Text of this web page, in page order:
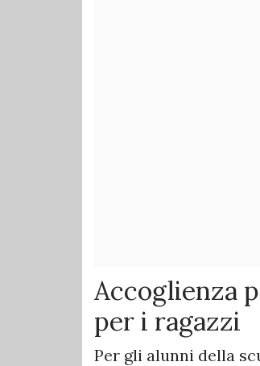
Accoglienza
per i ragazzi
Per gli alunni della